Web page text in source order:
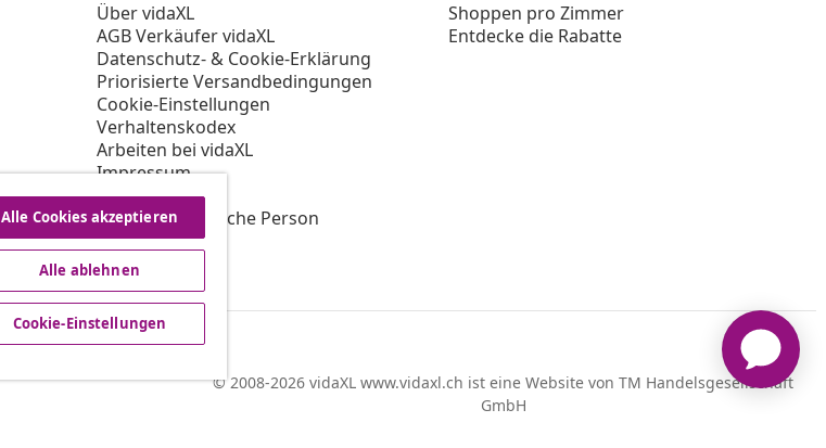
Über vidaXL
AGB Verkäufer vidaXL
Datenschutz- & Cookie-Erklärung
Priorisierte Versandbedingungen
Cookie-Einstellungen
Verhaltenskodex
Arbeiten bei vidaXL
Impressum
Sicherheit
EU Verantwortliche Person
EPR-Richtlinie
Barrierefreiheit
Shoppen pro Zimmer
Entdecke die Rabatte
© 2008-2026 vidaXL www.vidaxl.ch ist eine Website von TM Handelsgesellschaft
GmbH
Alle Cookies akzeptieren
Alle ablehnen
Cookie-Einstellungen